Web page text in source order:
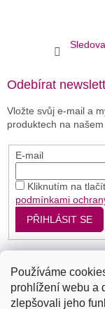
Používáme
prohlížení webu a
zlepšovali jeho
Odebírat
Vložte svůj e-mail a
produktech na našem
E-mail
Kliknutím na
podmínkami
PŘIHLÁSIT SE